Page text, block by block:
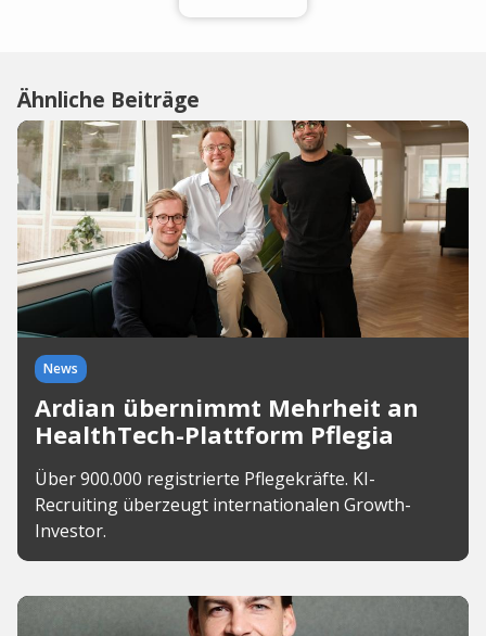
Ähnliche Beiträge
News
Ardian übernimmt Mehrheit an
HealthTech-Plattform Pflegia
Über 900.000 registrierte Pflegekräfte. KI-
Recruiting überzeugt internationalen Growth-
Investor.